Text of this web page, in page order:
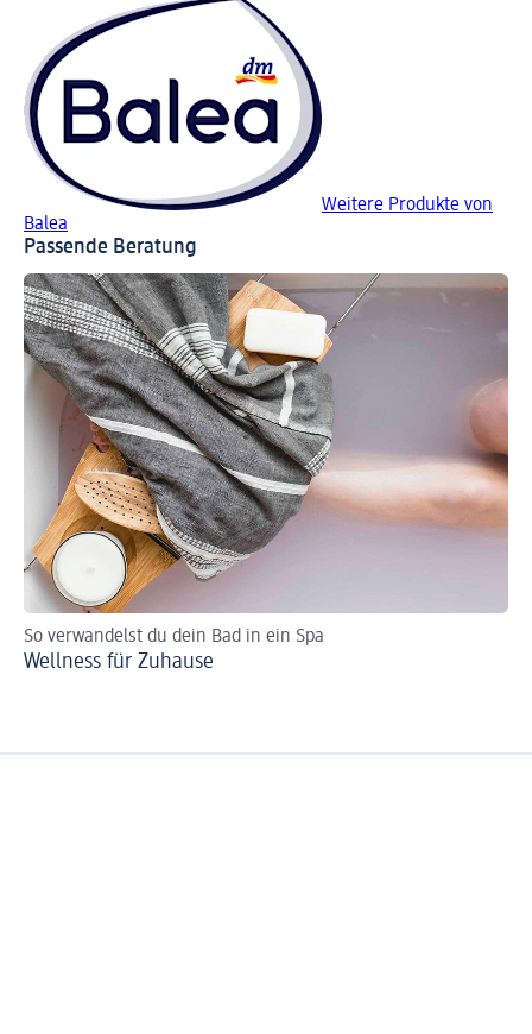
Weitere Produkte von
Balea
Passende Beratung
So verwandelst du dein Bad in ein Spa
Wellness für Zuhause